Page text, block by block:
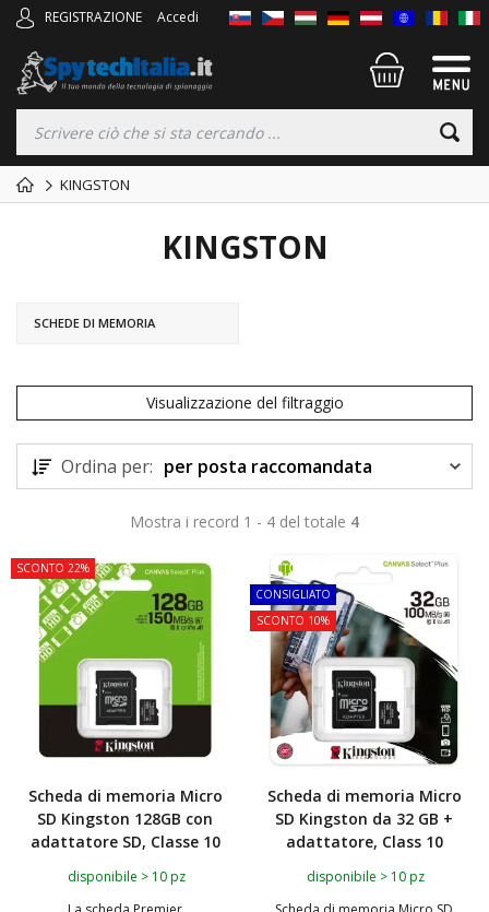
REGISTRAZIONE Accedi
KINGSTON
KINGSTON
SCHEDE DI MEMORIA
Visualizzazione del filtraggio
Ordina per: per posta raccomandata
Mostra i record 1 - 4 del totale 4
SCONTO 22%
Scheda di memoria Micro
SD Kingston 128GB con
adattatore SD, Classe 10
disponibile > 10 pz
TOP
CONSIGLIATO
SCONTO 10%
Scheda di memoria Micro
SD Kingston da 32 GB +
adattatore, Class 10
disponibile > 10 pz